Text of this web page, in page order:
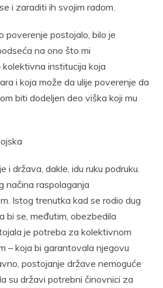
i zaraditi ih svojim radom.
poverenje postojalo, bilo je
na ono što mi
institucija koja
i koja može da ulije poverenje da
biti dodeljen deo viška koji mu
i država, dakle, idu ruku podruku.
načina raspolaganja
Istog trenutka kad se rodio dug
bi se, međutim, obezbedila
je potreba za kolektivnom
– koja bi garantovala njegovu
postojanje države nemoguće
su državi potrebni činovnici za